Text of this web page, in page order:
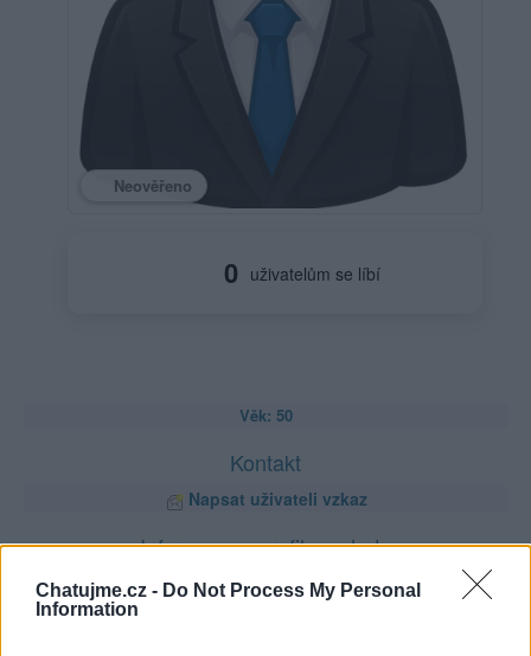
Chatujme.cz - Do Not Process My Personal
Information
Neověřeno
0 uživatelům se líbí
Věk: 50
Kontakt
Napsat uživateli vzkaz
Informace o profilu a chatu
Registrace od: 18.05.2015 21:46
: Není nikde online